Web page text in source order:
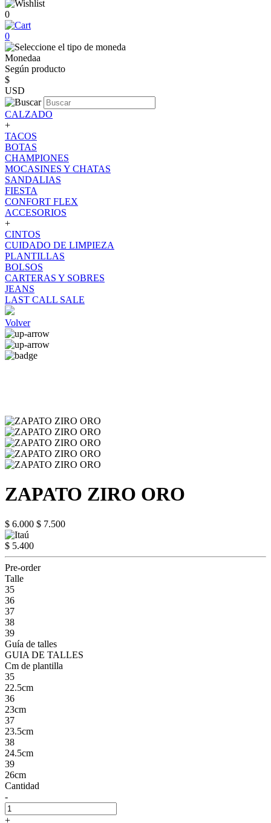
0
0
Monedaa
Según producto
$
USD
CALZADO
+
TACOS
BOTAS
CHAMPIONES
MOCASINES Y CHATAS
SANDALIAS
FIESTA
CONFORT FLEX
ACCESORIOS
+
CINTOS
CUIDADO DE LIMPIEZA
PLANTILLAS
BOLSOS
CARTERAS Y SOBRES
JEANS
LAST CALL SALE
Volver
ZAPATO ZIRO ORO
$ 6.000 $ 7.500
$ 5.400
Pre-order
Talle
35
36
37
38
39
Guía de talles
GUIA DE TALLES
Cm de plantilla
35
22.5cm
36
23cm
37
23.5cm
38
24.5cm
39
26cm
Cantidad
-
+